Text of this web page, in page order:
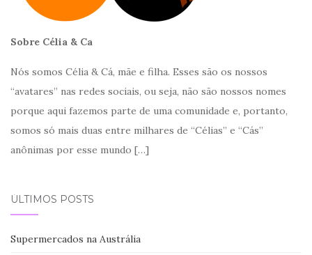
Sobre Célia & Ca
Nós somos Célia & Cá, mãe e filha. Esses são os nossos
“avatares” nas redes sociais, ou seja, não são nossos nomes
porque aqui fazemos parte de uma comunidade e, portanto,
somos só mais duas entre milhares de “Célias” e “Cás”
anônimas por esse mundo […]
ÚLTIMOS POSTS
Supermercados na Austrália